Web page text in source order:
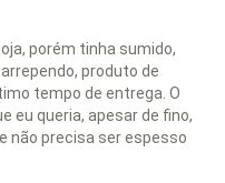
porém tinha sumido,
produto de
tempo de entrega. O
eu queria, apesar de fino,
não precisa ser espesso